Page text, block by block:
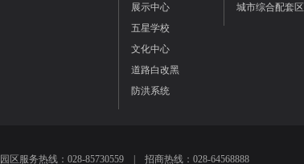
展示中心
五星学校
文化中心
道路白改黑
防洪系统
城市综合配套区
园区服务热线：028-85730559 | 招商热线：028-64568888